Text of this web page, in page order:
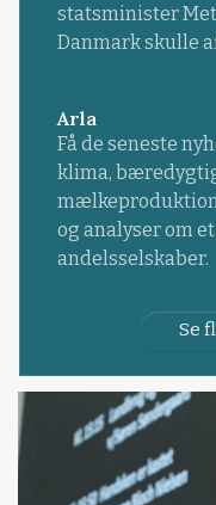
statsminister
Danmark skulle
Arla
Få de seneste
klima,
og analyser om
andelsselskaber.
Se